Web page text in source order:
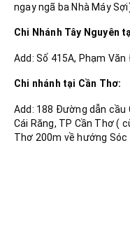
ngay ngã ba Nhà Máy
Chi Nhánh Tây Nguyên
Add: Số 415A, Phạm Văn
Chi nhánh tại Cần Thơ:
Add: 188 Đường dẫn cầu
Cái Răng, TP Cần Thơ (
Thơ 200m về hướng Sóc